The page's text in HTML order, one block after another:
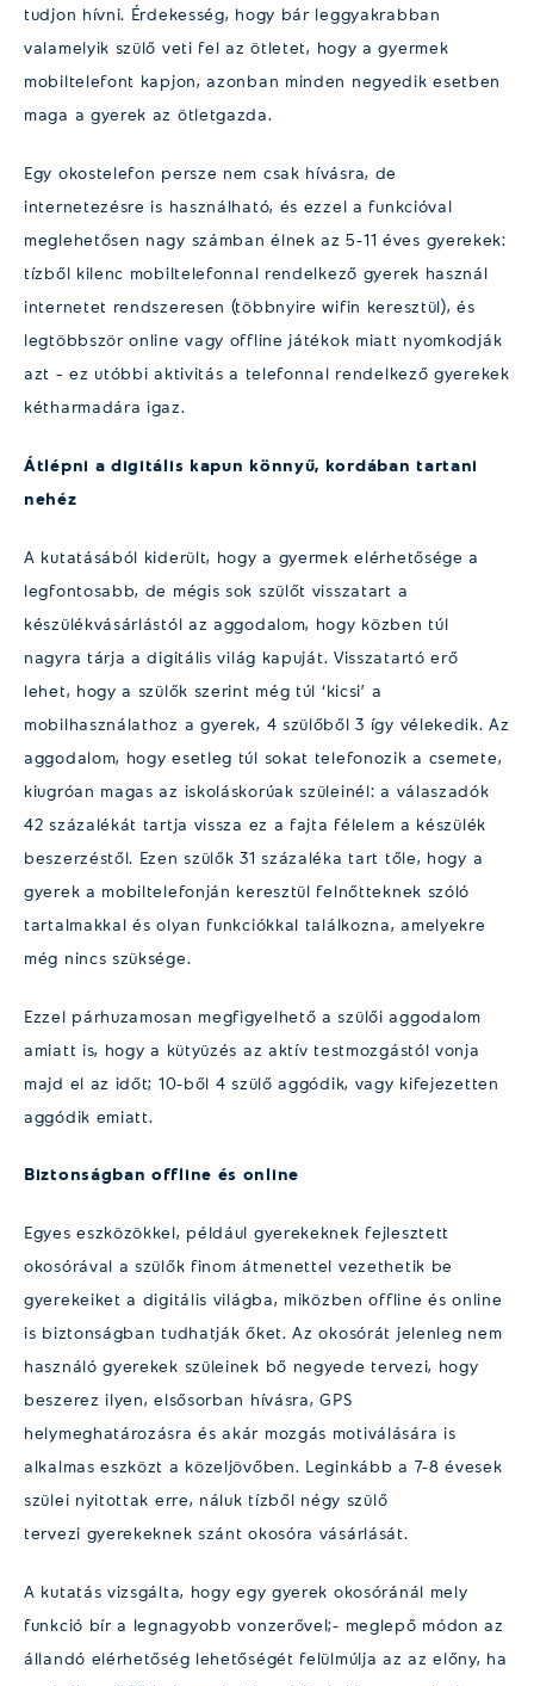
tudjon hívni. Érdekesség, hogy bár leggyakrabban
valamelyik szülő veti fel az ötletet, hogy a gyermek
mobiltelefont kapjon, azonban minden negyedik esetben
maga a gyerek az ötletgazda.
Egy okostelefon persze nem csak hívásra, de
internetezésre is használható, és ezzel a funkcióval
meglehetősen nagy számban élnek az 5-11 éves gyerekek:
tízből kilenc mobiltelefonnal rendelkező gyerek használ
internetet rendszeresen (többnyire wifin keresztül), és
legtöbbször online vagy offline játékok miatt nyomkodják
azt – ez utóbbi aktivitás a telefonnal rendelkező gyerekek
kétharmadára igaz.
Átlépni a digitális kapun könnyű, kordában tartani
nehéz
A kutatásából kiderült, hogy a gyermek elérhetősége a
legfontosabb, de mégis sok szülőt visszatart a
készülékvásárlástól az aggodalom, hogy közben túl
nagyra tárja a digitális világ kapuját. Visszatartó erő
lehet, hogy a szülők szerint még túl ‘kicsi’ a
mobilhasználathoz a gyerek, 4 szülőből 3 így vélekedik. Az
aggodalom, hogy esetleg túl sokat telefonozik a csemete,
kiugróan magas az iskoláskorúak szüleinél: a válaszadók
42 százalékát tartja vissza ez a fajta félelem a készülék
beszerzéstől. Ezen szülők 31 százaléka tart tőle, hogy a
gyerek a mobiltelefonján keresztül felnőtteknek szóló
tartalmakkal és olyan funkciókkal találkozna, amelyekre
még nincs szüksége.
Ezzel párhuzamosan megfigyelhető a szülői aggodalom
amiatt is, hogy a kütyüzés az aktív testmozgástól vonja
majd el az időt; 10-ből 4 szülő aggódik, vagy kifejezetten
aggódik emiatt.
Biztonságban offline és online
Egyes eszközökkel, például gyerekeknek fejlesztett
okosórával a szülők finom átmenettel vezethetik be
gyerekeiket a digitális világba, miközben offline és online
is biztonságban tudhatják őket. Az okosórát jelenleg nem
használó gyerekek szüleinek bő negyede tervezi, hogy
beszerez ilyen, elsősorban hívásra, GPS
helymeghatározásra és akár mozgás motiválására is
alkalmas eszközt a közeljövőben. Leginkább a 7-8 évesek
szülei nyitottak erre, náluk tízből négy szülő
tervezi gyerekeknek szánt okosóra vásárlását.
A kutatás vizsgálta, hogy egy gyerek okosóránál mely
funkció bír a legnagyobb vonzerővel;- meglepő módon az
állandó elérhetőség lehetőségét felülmúlja az az előny, ha